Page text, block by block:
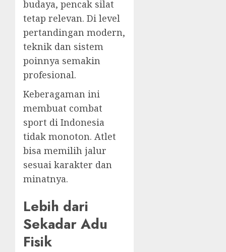
budaya, pencak silat
tetap relevan. Di level
pertandingan modern,
teknik dan sistem
poinnya semakin
profesional.
Keberagaman ini
membuat combat
sport di Indonesia
tidak monoton. Atlet
bisa memilih jalur
sesuai karakter dan
minatnya.
Lebih dari
Sekadar Adu
Fisik